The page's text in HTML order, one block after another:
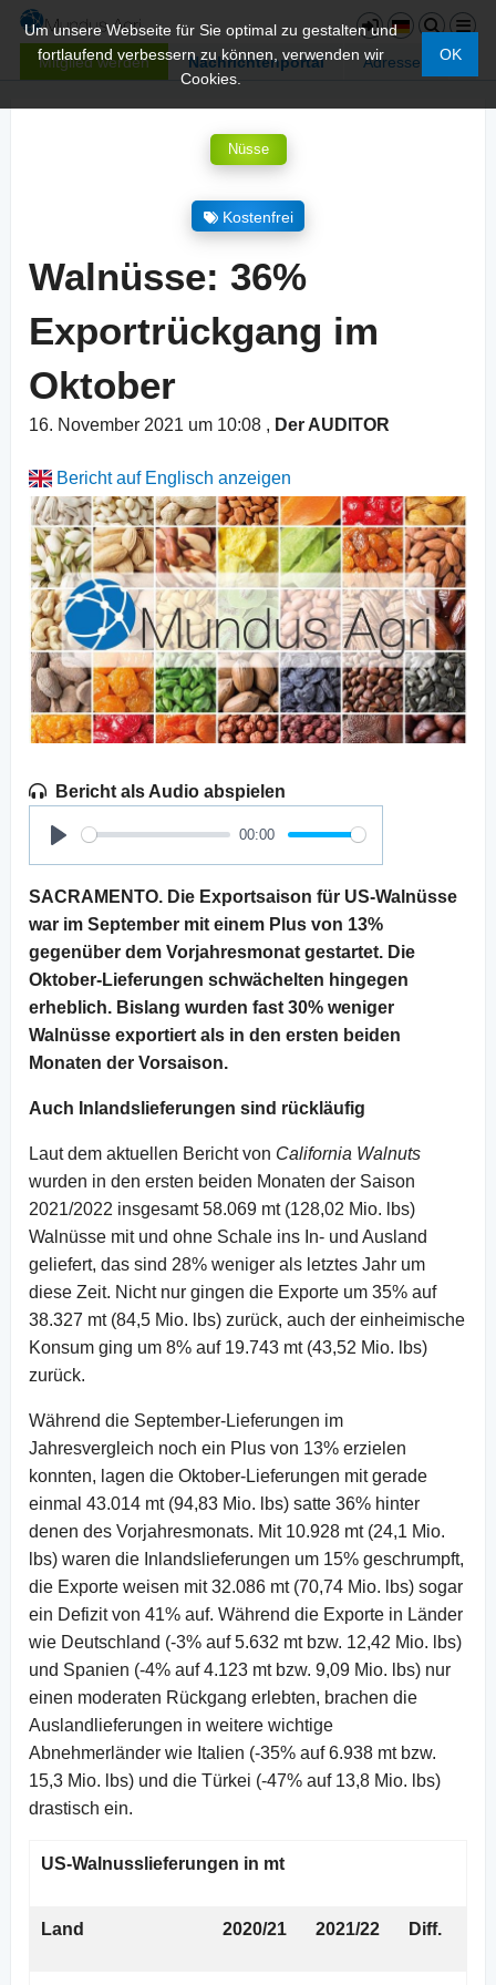
Mitglied werden Nachrichtenportal Adressen
Um unsere Webseite für Sie optimal zu gestalten und
fortlaufend verbessern zu können, verwenden wir
Cookies.
OK
Nüsse
Kostenfrei
Walnüsse: 36%
Exportrückgang im
Oktober
16. November 2021 um 10:08 , Der AUDITOR
Bericht auf Englisch anzeigen
Bericht als Audio abspielen
Play
00:00
SACRAMENTO. Die Exportsaison für US-Walnüsse
war im September mit einem Plus von 13%
gegenüber dem Vorjahresmonat gestartet. Die
Oktober-Lieferungen schwächelten hingegen
erheblich. Bislang wurden fast 30% weniger
Walnüsse exportiert als in den ersten beiden
Monaten der Vorsaison.
Auch Inlandslieferungen sind rückläufig
Laut dem aktuellen Bericht von California Walnuts
wurden in den ersten beiden Monaten der Saison
2021/2022 insgesamt 58.069 mt (128,02 Mio. lbs)
Walnüsse mit und ohne Schale ins In- und Ausland
geliefert, das sind 28% weniger als letztes Jahr um
diese Zeit. Nicht nur gingen die Exporte um 35% auf
38.327 mt (84,5 Mio. lbs) zurück, auch der einheimische
Konsum ging um 8% auf 19.743 mt (43,52 Mio. lbs)
zurück.
Während die September-Lieferungen im
Jahresvergleich noch ein Plus von 13% erzielen
konnten, lagen die Oktober-Lieferungen mit gerade
einmal 43.014 mt (94,83 Mio. lbs) satte 36% hinter
denen des Vorjahresmonats. Mit 10.928 mt (24,1 Mio.
lbs) waren die Inlandslieferungen um 15% geschrumpft,
die Exporte weisen mit 32.086 mt (70,74 Mio. lbs) sogar
ein Defizit von 41% auf. Während die Exporte in Länder
wie Deutschland (-3% auf 5.632 mt bzw. 12,42 Mio. lbs)
und Spanien (-4% auf 4.123 mt bzw. 9,09 Mio. lbs) nur
einen moderaten Rückgang erlebten, brachen die
Auslandlieferungen in weitere wichtige
Abnehmerländer wie Italien (-35% auf 6.938 mt bzw.
15,3 Mio. lbs) und die Türkei (-47% auf 13,8 Mio. lbs)
drastisch ein.
US-Walnusslieferungen in mt
Land 2020/21 2021/22 Diff.